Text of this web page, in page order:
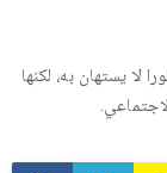
لا يستھان به، لكنھا